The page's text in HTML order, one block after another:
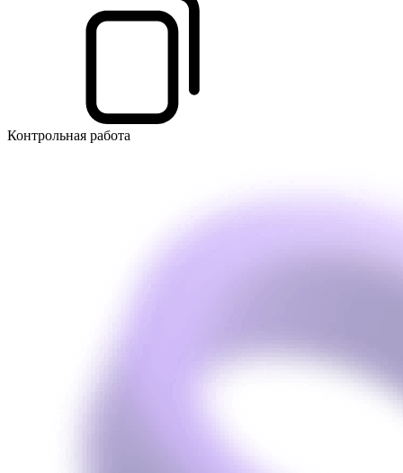
Контрольная работа